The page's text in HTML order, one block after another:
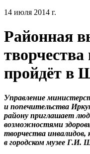
14 июля 2014 г.
Районная
пройдёт в
Управление
и попечительства
району приглашает
возможностями
творчества
в городском музее Г.И.